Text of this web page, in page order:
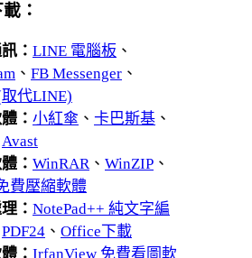
：
： LINE 電腦板 、
、 FB Messenger 、
代LINE)
： 小紅傘 、 卡巴斯基 、
Avast
： WinRAR、 WinZIP 、
費壓縮軟體
： NotePad++ 純文字編
PDF24 、 Office下載
： IrfanView 免費看圖軟